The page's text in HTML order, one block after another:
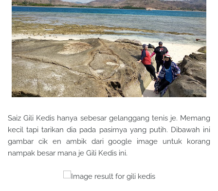
Saiz Gili Kedis hanya sebesar gelanggang tenis je. Memang
kecil tapi tarikan dia pada pasirnya yang putih. Dibawah ini
gambar cik en ambik dari google image untuk korang
nampak besar mana je Gili Kedis ini.